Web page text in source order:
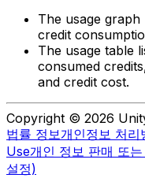
The usage
credit
The usage table
consumed
and credit cost.
Copyright © 2026
법률 정보개인정보 처리
Use개인 정보 판매 또
설정)